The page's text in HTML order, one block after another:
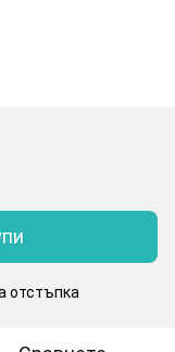
отстъпка